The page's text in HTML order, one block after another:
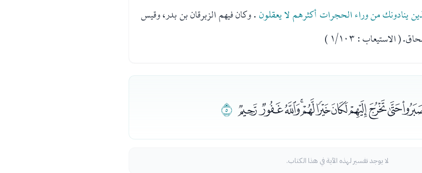
ينادونك من وراء الحجرات أكثرهم لا يعقلون. وكان فيهم الزبرقان بن بدر، وقيس
: ١/١٠٣ )
ﭞ
لا يوجد تفسير لهذه الآية في هذا الكتاب.